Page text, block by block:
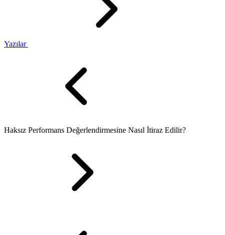
Yazılar
Haksız Performans Değerlendirmesine Nasıl İtiraz Edilir?